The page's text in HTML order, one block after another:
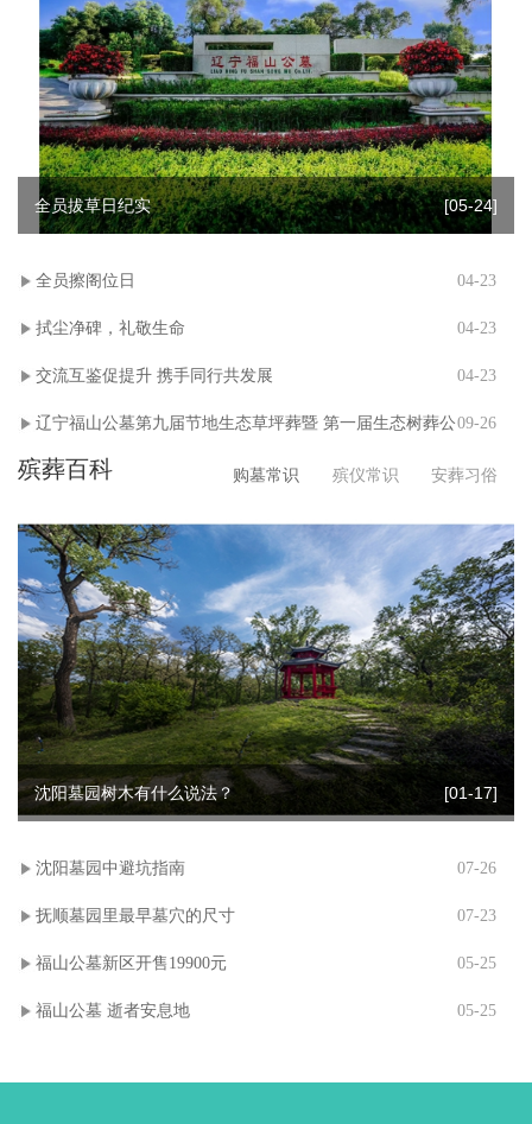
全员拔草日纪实 [05-24]
04-23
全员擦阁位日
04-23
拭尘净碑，礼敬生命
04-23
交流互鉴促提升 携手同行共发展
09-26
辽宁福山公墓第九届节地生态草坪葬暨 第一届生态树葬公
祭仪式
殡葬百科 购墓常识 殡仪常识 安葬习俗
沈阳墓园树木有什么说法？ [01-17]
07-26
沈阳墓园中避坑指南
07-23
抚顺墓园里最早墓穴的尺寸
05-25
福山公墓新区开售19900元
05-25
福山公墓 逝者安息地